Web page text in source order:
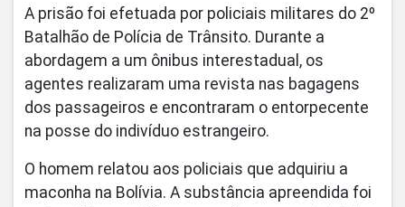
A prisão foi efetuada por policiais militares do 2º
Batalhão de Polícia de Trânsito. Durante a
abordagem a um ônibus interestadual, os
agentes realizaram uma revista nas bagagens
dos passageiros e encontraram o entorpecente
na posse do indivíduo estrangeiro.
O homem relatou aos policiais que adquiriu a
maconha na Bolívia. A substância apreendida foi